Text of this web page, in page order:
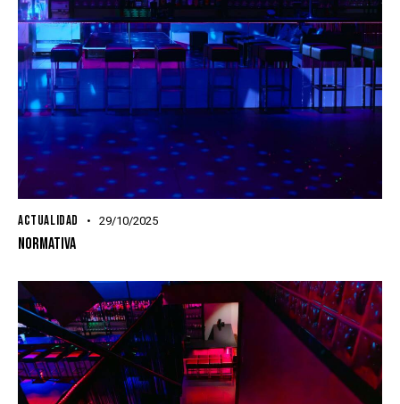
ACTUALIDAD 29/10/2025
NORMATIVA